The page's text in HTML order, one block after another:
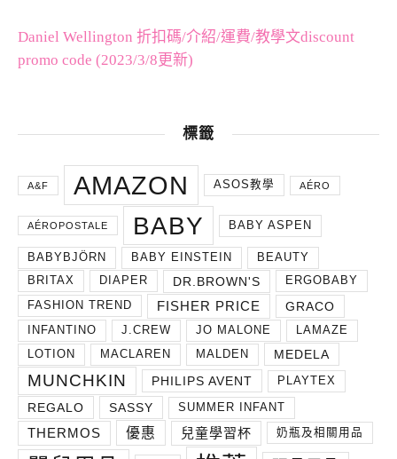
Daniel Wellington 折扣碼/介紹/運費/教學文discount
promo code (2023/3/8更新)
標籤
A&F AMAZON ASOS教學 AÉRO
AÉROPOSTALE BABY BABY ASPEN
BABYBJÖRN BABY EINSTEIN
BEAUTY
BRITAX
DIAPER DR.BROWN'S
ERGOBABY
FASHION TREND
FISHER PRICE GRACO
INFANTINO J.CREW JO MALONE
LAMAZE
LOTION
MACLAREN MALDEN MEDELA
MUNCHKIN PHILIPS AVENT PLAYTEX
REGALO SASSY SUMMER INFANT
THERMOS 優惠 兒童學習杯 奶瓶及相關用品